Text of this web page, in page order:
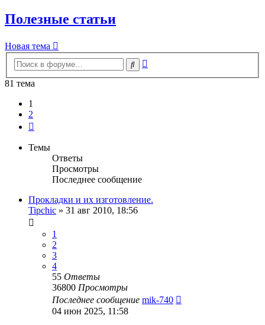
Полезные статьи
Новая тема
Поиск
81 тема
1
2
Темы
Ответы
Просмотры
Последнее сообщение
Прокладки и их изготовление.
Tipchic » 31 авг 2010, 18:56
1
2
3
4
55 Ответы
36800 Просмотры
Последнее сообщение mik-740
04 июн 2025, 11:58